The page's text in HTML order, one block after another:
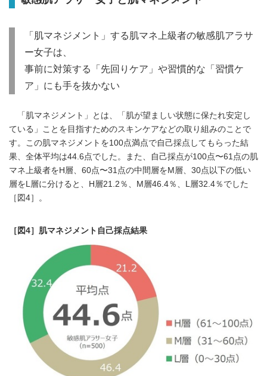
「肌マネジメント」する肌マネ上級者の敏感肌アラサ
ー女子は、
事前に対策する「先回りケア」や習慣的な「習慣ケ
ア」にも手を抜かない
「肌マネジメント」とは、「肌が望ましい状態に保たれ安定し
ている」ことを目指すためのスキンケアなどの取り組みのことで
す。この肌マネジメントを100点満点で自己採点してもらった結
果、全体平均は44.6点でした。また、自己採点が100点〜61点の肌
マネ上級者をH層、60点〜31点の中間層をM層、30点以下の低い
層をL層に分けると、H層21.2％、M層46.4％、L層32.4％でした
［図4］。
［図4］肌マネジメント自己採点結果